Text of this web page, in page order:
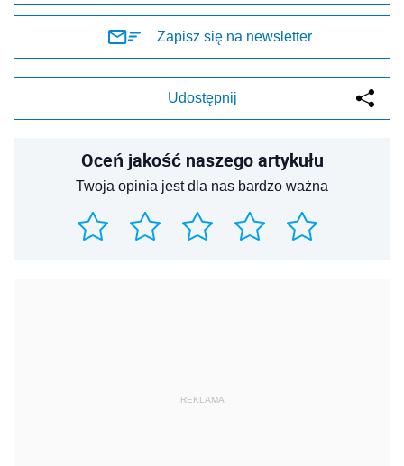
Zapisz się na newsletter
Udostępnij
Oceń jakość naszego artykułu
Twoja opinia jest dla nas bardzo ważna
REKLAMA